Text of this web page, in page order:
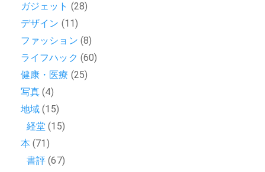
ガジェット (28)
デザイン (11)
ファッション (8)
ライフハック (60)
健康・医療 (25)
写真 (4)
地域 (15)
経堂 (15)
本 (71)
書評 (67)